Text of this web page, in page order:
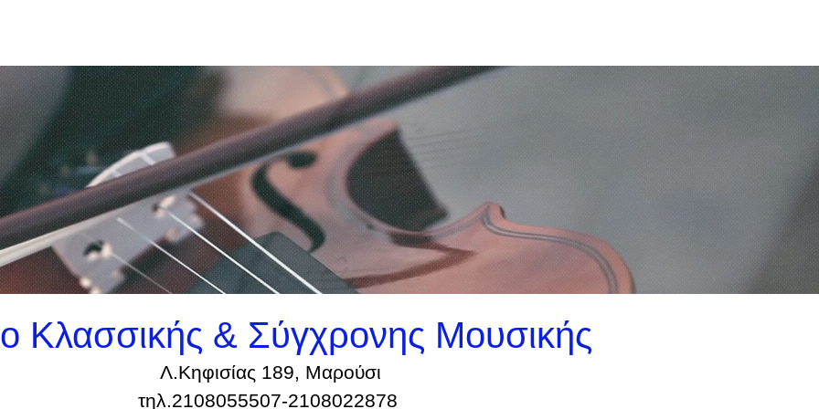
Κλασσικής & Σύγχρονης Μουσικής
Λ.Κηφισίας 189, Μαρούσι
τηλ.2108055507-2108022878